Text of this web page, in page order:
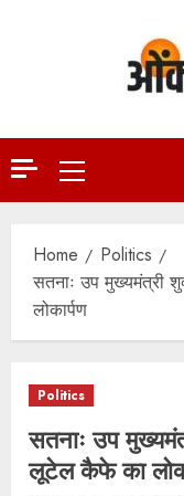
Primary
Menu
Home
Politics
सतनाः उप
लोकार्पण
Politics
सतनाः उप
लूटेल कैफे का